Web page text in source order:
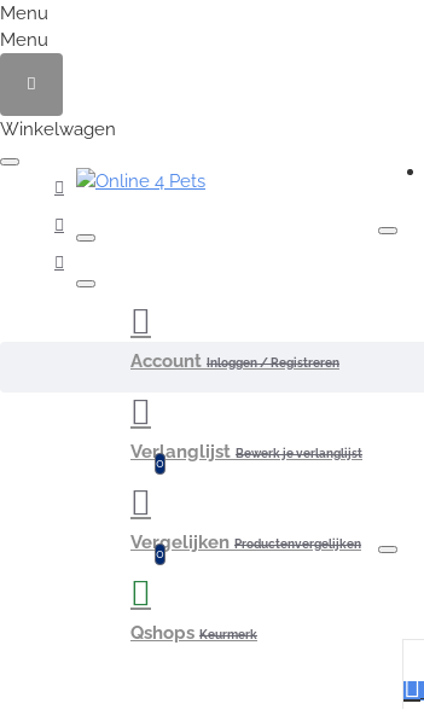
Menu
Menu
Winkelwagen
Account Inloggen / Registreren
Verlanglijst Bewerk je verlanglijst
0
Vergelijken Productenvergelijken
0
Qshops Keurmerk